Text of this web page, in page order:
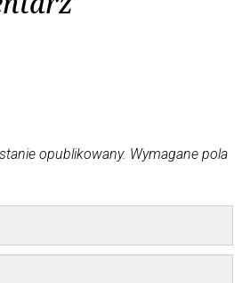
opublikowany. Wymagane pola